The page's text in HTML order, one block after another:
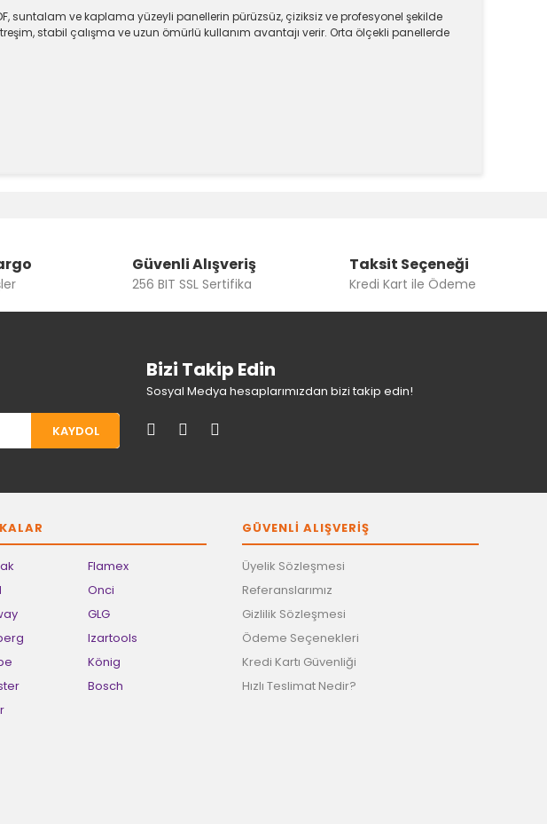
suntalam ve kaplama yüzeyli panellerin pürüzsüz, çiziksiz ve profesyonel şekilde
stabil çalışma ve uzun ömürlü kullanım avantajı verir. Orta ölçekli panellerde
Güvenli Alışveriş
256 BIT SSL Sertifika
Taksit Seçeneği
Kredi Kart ile Ödeme
KAYDOL
Bizi Takip Edin
Sosyal Medya hesaplarımızdan bizi takip edin!
Flamex
Onci
GLG
Izartools
König
Bosch
GÜVENLİ ALIŞVERİŞ
Üyelik Sözleşmesi
Referanslarımız
Gizlilik Sözleşmesi
Ödeme Seçenekleri
Kredi Kartı Güvenliği
Hızlı Teslimat Nedir?